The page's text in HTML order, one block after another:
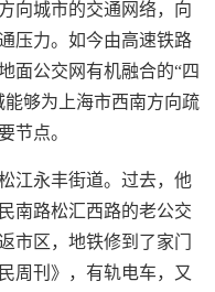
向城市的交通网络，向
压力。如今由高速铁路
面公交网有机融合的“四
能够为上海市西南方向疏
节点。
江永丰街道。过去，他
南路松汇西路的老公交
市区，地铁修到了家门
周刊》，有轨电车，又